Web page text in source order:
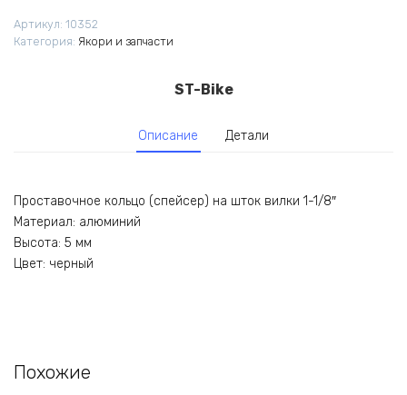
черное
Артикул: 10352
Категория: Якори и запчасти
ST-Bike
Описание Детали
Проставочное кольцо (спейсер) на шток вилки 1-1/8″
Материал: алюминий
Высота: 5 мм
Цвет: черный
Похожие